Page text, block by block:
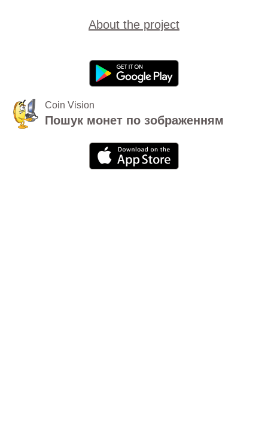
About the project
Coin Vision
Пошук монет по зображенням